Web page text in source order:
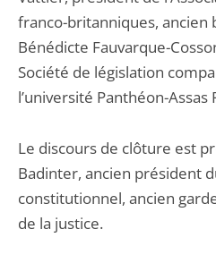
franco-britanniques, ancien
Bénédicte Fauvarque-
Société de législation
l’université Panthéon-Assas
Le discours de clôture est
Badinter, ancien président
constitutionnel, ancien
de la justice.